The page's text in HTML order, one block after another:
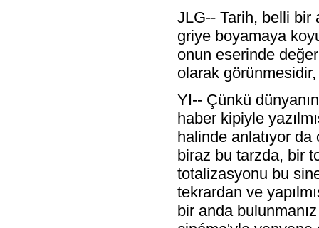
JLG-- Tarih, belli bir
griye boyamaya
onun eserinde
olarak
YI-- Çünkü
haber kipiyle
halinde anlatıyor
biraz bu tarzda, bir
totalizasyonu bu
tekrardan ve
bir anda